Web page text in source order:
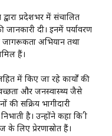
प्रदेशभर में संचालित
जानकारी दी। इनमें पर्यावरण
जागरूकता अभियान तथा
हैं।
में किए जा रहे कार्यों की
और जनस्वास्थ्य जैसे
की सक्रिय भागीदारी
है। उन्होंने कहा कि श्री
लिए प्रेरणास्रोत हैं।